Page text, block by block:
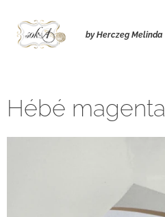
by Herczeg Melinda
Hébé magenta